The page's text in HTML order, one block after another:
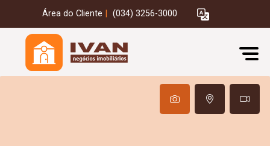
Área do Cliente (034) 3256-3000